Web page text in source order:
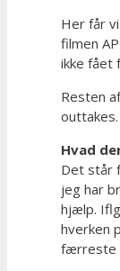
Her får
filmen
ikke fået
Resten
outtakes.
Hvad
Det står
jeg har
hjælp.
hverken
færreste